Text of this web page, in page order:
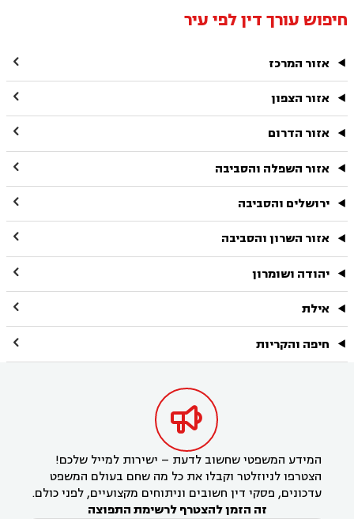
חיפוש עורך דין לפי עיר
אזור המרכז 
אזור הצפון 
אזור הדרום 
אזור השפלה והסביבה 
ירושלים והסביבה 
אזור השרון והסביבה 
יהודה ושומרון 
אילת 
חיפה והקריות 

המידע המשפטי שחשוב לדעת – ישירות למייל שלכם!
הצטרפו לניוזלטר וקבלו את כל מה שחם בעולם המשפט
עדכונים, פסקי דין חשובים וניתוחים מקצועיים, לפני כולם.
זה הזמן להצטרף לרשימת התפוצה